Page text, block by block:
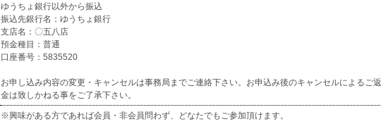
ゆうちょ銀行以外から振込
振込先銀行名：ゆうちょ銀行
支店名：〇五八店
預金種目：普通
口座番号：5835520
お申し込み内容の変更・キャンセルは事務局までご連絡下さい。お申込み後のキャンセルによるご返
金は致しかねる事をご了承下さい。
※興味がある方であれば会員・非会員問わず、どなたでもご参加頂けます。